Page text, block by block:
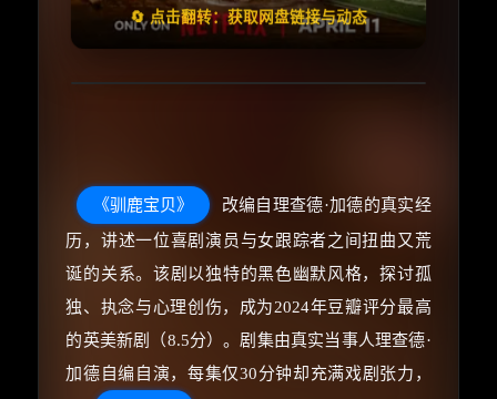
🔄 点击翻转：获取网盘链接与动态
《驯鹿宝贝》
改编自理查德·加德的真实经
历，讲述一位喜剧演员与女跟踪者之间扭曲又荒
诞的关系。该剧以独特的黑色幽默风格，探讨孤
独、执念与心理创伤，成为2024年豆瓣评分最高
的英美新剧（8.5分）。剧集由真实当事人理查德·
加德自编自演，每集仅30分钟却充满戏剧张力，